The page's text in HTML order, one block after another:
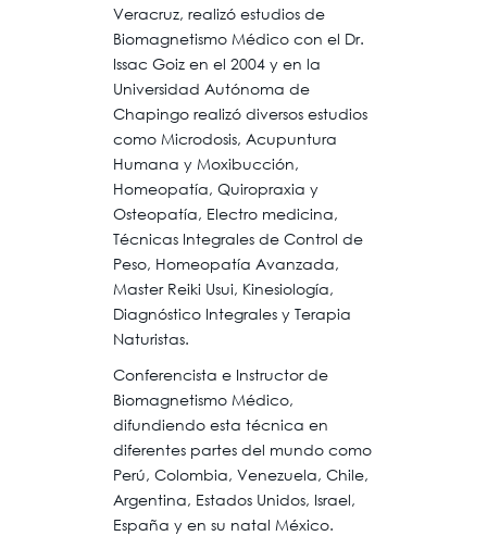
Veracruz, realizó estudios de
Biomagnetismo Médico con el Dr.
Issac Goiz en el 2004 y en la
Universidad Autónoma de
Chapingo realizó diversos estudios
como Microdosis, Acupuntura
Humana y Moxibucción,
Homeopatía, Quiropraxia y
Osteopatía, Electro medicina,
Técnicas Integrales de Control de
Peso, Homeopatía Avanzada,
Master Reiki Usui, Kinesiología,
Diagnóstico Integrales y Terapia
Naturistas.
Conferencista e Instructor de
Biomagnetismo Médico,
difundiendo esta técnica en
diferentes partes del mundo como
Perú, Colombia, Venezuela, Chile,
Argentina, Estados Unidos, Israel,
España y en su natal México.